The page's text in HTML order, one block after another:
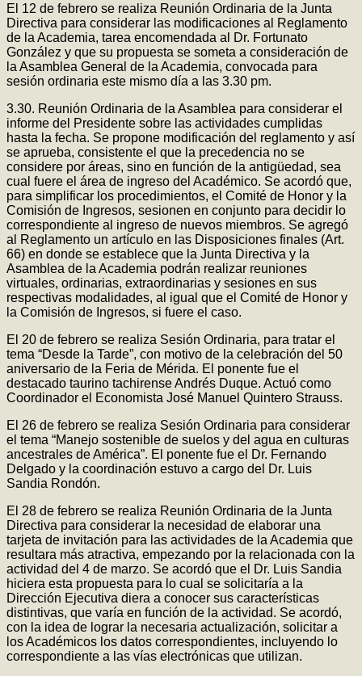
El 12 de febrero se realiza Reunión Ordinaria de la Junta
Directiva para considerar las modificaciones al Reglamento
de la Academia, tarea encomendada al Dr. Fortunato
González y que su propuesta se someta a consideración de
la Asamblea General de la Academia, convocada para
sesión ordinaria este mismo día a las 3.30 pm.
3.30. Reunión Ordinaria de la Asamblea para considerar el
informe del Presidente sobre las actividades cumplidas
hasta la fecha. Se propone modificación del reglamento y así
se aprueba, consistente el que la precedencia no se
considere por áreas, sino en función de la antigüedad, sea
cual fuere el área de ingreso del Académico. Se acordó que,
para simplificar los procedimientos, el Comité de Honor y la
Comisión de Ingresos, sesionen en conjunto para decidir lo
correspondiente al ingreso de nuevos miembros. Se agregó
al Reglamento un artículo en las Disposiciones finales (Art.
66) en donde se establece que la Junta Directiva y la
Asamblea de la Academia podrán realizar reuniones
virtuales, ordinarias, extraordinarias y sesiones en sus
respectivas modalidades, al igual que el Comité de Honor y
la Comisión de Ingresos, si fuere el caso.
El 20 de febrero se realiza Sesión Ordinaria, para tratar el
tema “Desde la Tarde”, con motivo de la celebración del 50
aniversario de la Feria de Mérida. El ponente fue el
destacado taurino tachirense Andrés Duque. Actuó como
Coordinador el Economista José Manuel Quintero Strauss.
El 26 de febrero se realiza Sesión Ordinaria para considerar
el tema “Manejo sostenible de suelos y del agua en culturas
ancestrales de América”. El ponente fue el Dr. Fernando
Delgado y la coordinación estuvo a cargo del Dr. Luis
Sandia Rondón.
El 28 de febrero se realiza Reunión Ordinaria de la Junta
Directiva para considerar la necesidad de elaborar una
tarjeta de invitación para las actividades de la Academia que
resultara más atractiva, empezando por la relacionada con la
actividad del 4 de marzo. Se acordó que el Dr. Luis Sandia
hiciera esta propuesta para lo cual se solicitaría a la
Dirección Ejecutiva diera a conocer sus características
distintivas, que varía en función de la actividad. Se acordó,
con la idea de lograr la necesaria actualización, solicitar a
los Académicos los datos correspondientes, incluyendo lo
correspondiente a las vías electrónicas que utilizan.